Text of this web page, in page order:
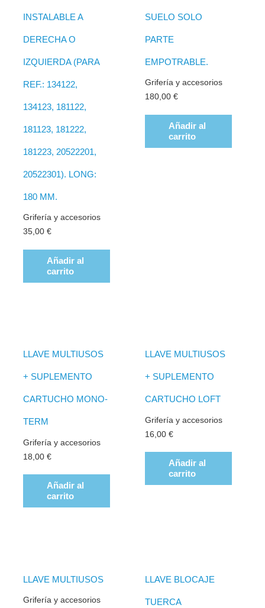
INSTALABLE A
DERECHA O
IZQUIERDA (PARA
REF.: 134122,
134123, 181122,
181123, 181222,
181223, 20522201,
20522301). LONG:
180 MM.
Grifería y accesorios
35,00€
Añadir al
carrito
SUELO SOLO
PARTE
EMPOTRABLE.
Grifería y accesorios
180,00 €
Añadir al
carrito
LLAVE MULTIUSOS
+ SUPLEMENTO
CARTUCHO MONO-
TERM
Grifería y accesorios
18,00€
Añadir al
carrito
LLAVE MULTIUSOS
+ SUPLEMENTO
CARTUCHO LOFT
Grifería y accesorios
16,00 €
Añadir al
carrito
LLAVE MULTIUSOS
Grifería y accesorios
LLAVE BLOCAJE
TUERCA